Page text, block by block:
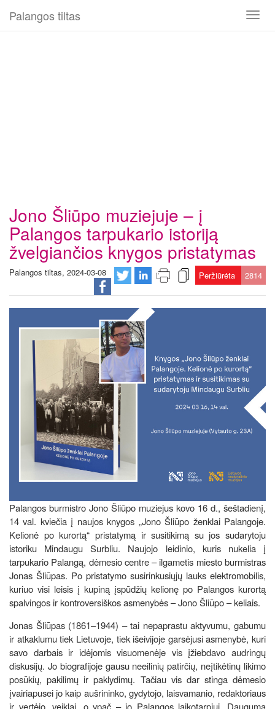
Toggle
Palangos tiltas
Jono Šliūpo muziejuje – į
Palangos tarpukario istoriją
žvelgiančios knygos pristatymas
Palangos tiltas, 2024-03-08 Peržiūrėta 2814
Palangos burmistro Jono Šliūpo muziejus kovo 16 d., šeštadienį,
14 val. kviečia į naujos knygos „Jono Šliūpo ženklai Palangoje.
Kelionė po kurortą“ pristatymą ir susitikimą su jos sudarytoju
istoriku Mindaugu Surbliu. Naujojo leidinio, kuris nukelia į
tarpukario Palangą, dėmesio centre – ilgametis miesto burmistras
Jonas Šliūpas. Po pristatymo susirinkusiųjų lauks elektromobilis,
kuriuo visi leisis į kupiną įspūdžių kelionę po Palangos kurortą
spalvingos ir kontroversiškos asmenybės – Jono Šliūpo – keliais.
Jonas Šliūpas (1861–1944) – tai nepaprastu aktyvumu, gabumu
ir atkaklumu tiek Lietuvoje, tiek išeivijoje garsėjusi asmenybė, kuri
savo darbais ir idėjomis visuomenėje vis įžiebdavo audringų
diskusijų. Jo biografijoje gausu neeilinių patirčių, neįtikėtinų likimo
posūkių, pakilimų ir paklydimų. Tačiau vis dar stinga dėmesio
įvairiapusei jo kaip aušrininko, gydytojo, laisvamanio, redaktoriaus
ir vertėjo, veiklai, o ypač – jo Palangos laikotarpiui. Dauguma